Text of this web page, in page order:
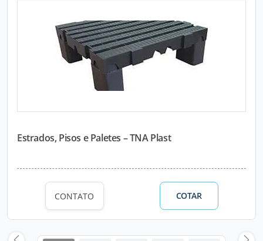
Estrados, Pisos e Paletes – TNA Plast
CONTATO COTAR